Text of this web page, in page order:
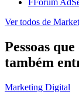
Ver todos de
Pessoas
também
Marketing Digital